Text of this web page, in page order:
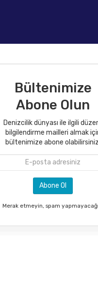
Bültenimize
Abone Olun
Denizcilik dünyası ile ilgili
bilgilendirme mailleri almak
bültenimize abone
Merak etmeyin, spam